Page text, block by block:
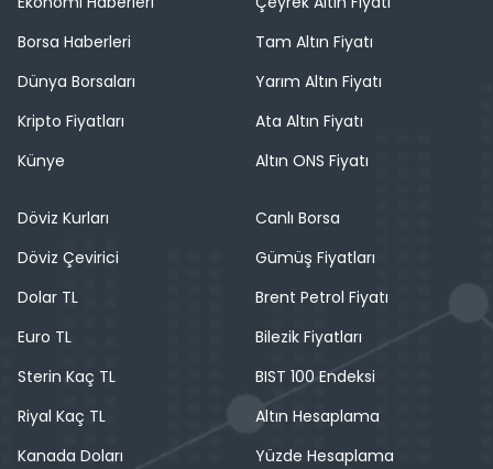
Borsa Haberleri
Dünya Borsaları
Kripto Fiyatları
Künye
Tam Altın Fiyatı
Yarım Altın Fiyatı
Ata Altın Fiyatı
Altın ONS Fiyatı
Döviz Kurları
Döviz Çevirici
Dolar TL
Euro TL
Sterin Kaç TL
Riyal Kaç TL
Kanada Doları
Canlı Borsa
Gümüş Fiyatları
Brent Petrol Fiyatı
Bilezik Fiyatları
BIST 100 Endeksi
Altın Hesaplama
Yüzde Hesaplama